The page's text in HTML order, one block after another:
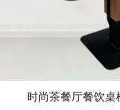
时尚茶餐厅餐饮桌